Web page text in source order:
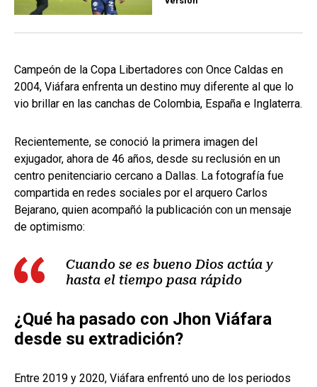
Campeón de la Copa Libertadores con Once Caldas en
2004, Viáfara enfrenta un destino muy diferente al que lo
vio brillar en las canchas de Colombia, España e Inglaterra.
Recientemente, se conoció la primera imagen del
exjugador, ahora de 46 años, desde su reclusión en un
centro penitenciario cercano a Dallas. La fotografía fue
compartida en redes sociales por el arquero Carlos
Bejarano, quien acompañó la publicación con un mensaje
de optimismo:
Cuando se es bueno Dios actúa y
hasta el tiempo pasa rápido
¿Qué ha pasado con Jhon Viáfara
desde su extradición?
Entre 2019 y 2020, Viáfara enfrentó uno de los periodos